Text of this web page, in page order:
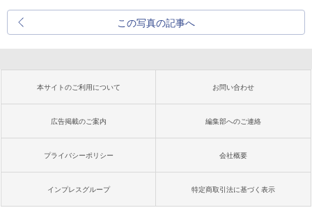
この写真の記事へ
本サイトのご利用について お問い合わせ
広告掲載のご案内 編集部へのご連絡
プライバシーポリシー 会社概要
インプレスグループ 特定商取引法に基づく表示